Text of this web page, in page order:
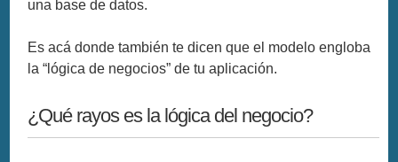
una base de datos.
Es acá donde también te dicen que el modelo engloba
la “lógica de negocios” de tu aplicación.
¿Qué rayos es la lógica del negocio?